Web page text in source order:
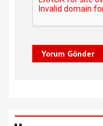
Yorum Gönder